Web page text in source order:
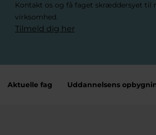
Kontakt os og få faget skræddersyet til
virksomhed.
Tilmeld dig her
Aktuelle fag Uddannelsens